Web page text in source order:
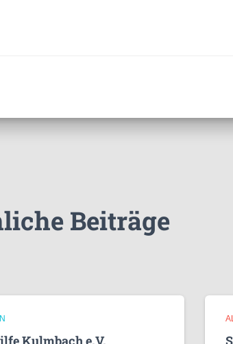
Beiträge
Kulmbach e.V.